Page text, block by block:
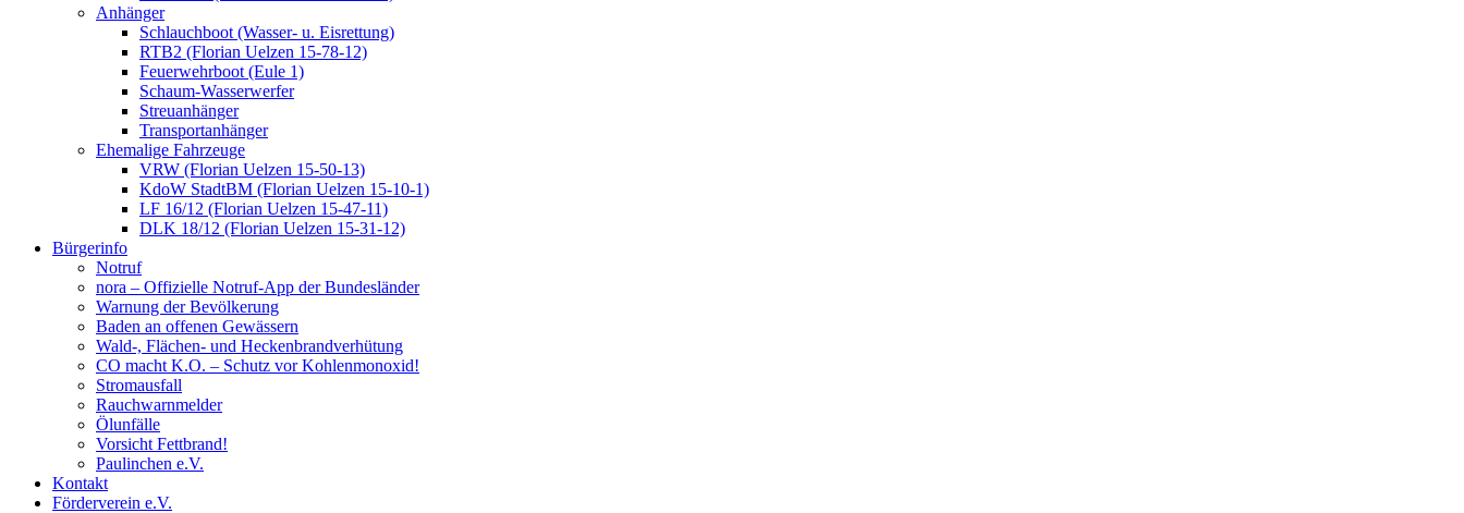
Anhänger
Schlauchboot (Wasser- u. Eisrettung)
RTB2 (Florian Uelzen 15-78-12)
Feuerwehrboot (Eule 1)
Schaum-Wasserwerfer
Streuanhänger
Transportanhänger
Ehemalige Fahrzeuge
VRW (Florian Uelzen 15-50-13)
KdoW StadtBM (Florian Uelzen 15-10-1)
LF 16/12 (Florian Uelzen 15-47-11)
DLK 18/12 (Florian Uelzen 15-31-12)
Bürgerinfo
Notruf
nora – Offizielle Notruf-App der Bundesländer
Warnung der Bevölkerung
Baden an offenen Gewässern
Wald-, Flächen- und Heckenbrandverhütung
CO macht K.O. – Schutz vor Kohlenmonoxid!
Stromausfall
Rauchwarnmelder
Ölunfälle
Vorsicht Fettbrand!
Paulinchen e.V.
Kontakt
Förderverein e.V.